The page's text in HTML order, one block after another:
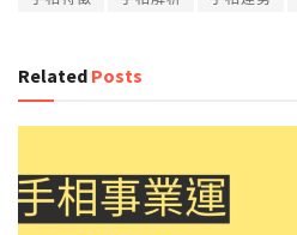
Related Posts